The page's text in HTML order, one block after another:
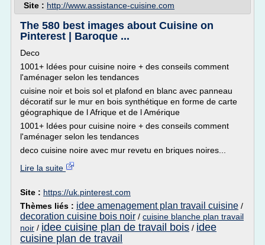
Site : http://www.assistance-cuisine.com
The 580 best images about Cuisine on
Pinterest | Baroque ...
Deco
1001+ Idées pour cuisine noire + des conseils comment
l'aménager selon les tendances
cuisine noir et bois sol et plafond en blanc avec panneau
décoratif sur le mur en bois synthétique en forme de carte
géographique de l Afrique et de l Amérique
1001+ Idées pour cuisine noire + des conseils comment
l'aménager selon les tendances
deco cuisine noire avec mur revetu en briques noires...
Lire la suite
Site : https://uk.pinterest.com
Thèmes liés : idee amenagement plan travail cuisine /
decoration cuisine bois noir / cuisine blanche plan travail
noir / idee cuisine plan de travail bois / idee
cuisine plan de travail